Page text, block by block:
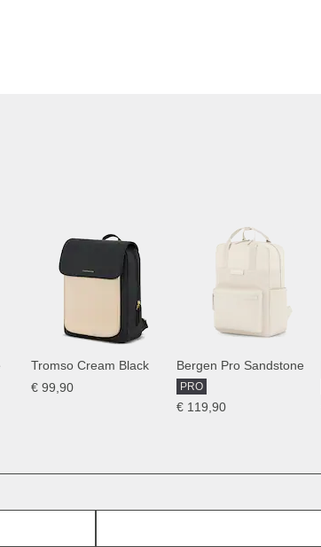
Tromso Cream Black
€ 99,90
Bergen Pro Sandstone
PRO
€ 119,90